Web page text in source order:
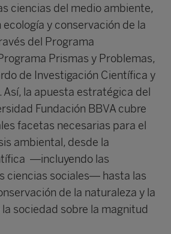
ciencias del medio ambiente,
y conservación de la
del Programa
Prismas y Problemas,
de Investigación Científica y
la apuesta estratégica del
Fundación BBVAcubre
facetas necesarias para el
ambiental, desde la
—incluyendo las
ciencias sociales— hasta las
de la naturaleza y la
sociedad sobre la magnitud